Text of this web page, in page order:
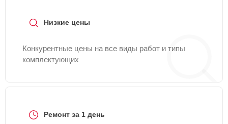
Низкие цены
Конкурентные цены на все виды работ и типы
комплектующих
Ремонт за 1 день